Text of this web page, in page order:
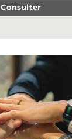
Consulter